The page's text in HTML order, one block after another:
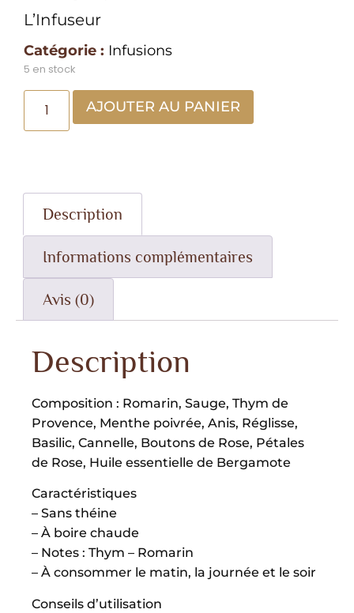
L’Infuseur
Catégorie : Infusions
5 en stock
AJOUTER AU PANIER
Description
Informations complémentaires
Avis (0)
Description
Composition : Romarin, Sauge, Thym de
Provence, Menthe poivrée, Anis, Réglisse,
Basilic, Cannelle, Boutons de Rose, Pétales
de Rose, Huile essentielle de Bergamote
Caractéristiques
– Sans théine
– À boire chaude
– Notes : Thym – Romarin
– À consommer le matin, la journée et le soir
Conseils d’utilisation